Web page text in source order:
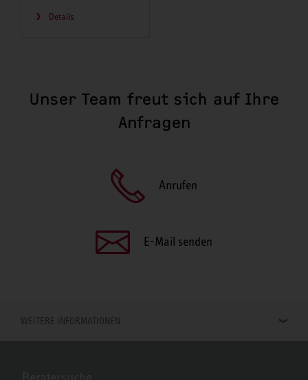
Details
Unser Team freut sich auf Ihre
Anfragen
Anrufen
E-Mail senden
WEITERE INFORMATIONEN